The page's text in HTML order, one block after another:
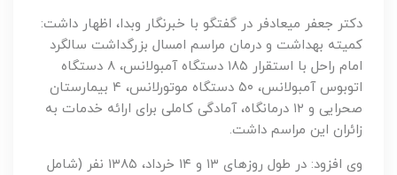
دکتر جعفر میعادفر در گفتگو با خبرنگار وبدا، اظهار داشت:
کمیته بهداشت و درمان مراسم امسال بزرگداشت سالگرد
امام راحل با استقرار ۱۸۵ دستگاه آمبولانس، ۸ دستگاه
اتوبوس آمبولانس، ۵۰ دستگاه موتورلانس، ۴ بیمارستان
صحرایی و ۱۲ درمانگاه، آمادگی کاملی برای ارائه خدمات به
زائران این مراسم داشت.
وی افزود: در طول روزهای ۱۳ و ۱۴ خرداد، ۱۳۸۵ نفر (شامل